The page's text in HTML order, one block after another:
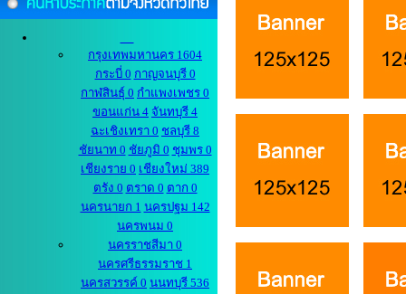
กรุงเทพมหานคร 1604
กระบี่ 0 กาญจนบุรี 0
กาฬสินธุ์ 0 กำแพงเพชร 0
ขอนแก่น 4 จันทบุรี 4
ฉะเชิงเทรา 0 ชลบุรี 8
ชัยนาท 0 ชัยภูมิ 0 ชุมพร 0
เชียงราย 0 เชียงใหม่ 389
ตรัง 0 ตราด 0 ตาก 0
นครนายก 1 นครปฐม 142
นครพนม 0
นครราชสีมา 0
นครศรีธรรมราช 1
นครสวรรค์ 0 นนทบุรี 536